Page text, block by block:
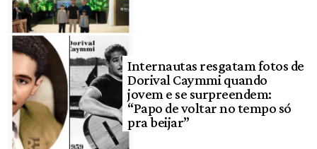
Internautas resgatam fotos de
Dorival Caymmi quando
jovem e se surpreendem:
“Papo de voltar no tempo só
pra beijar”